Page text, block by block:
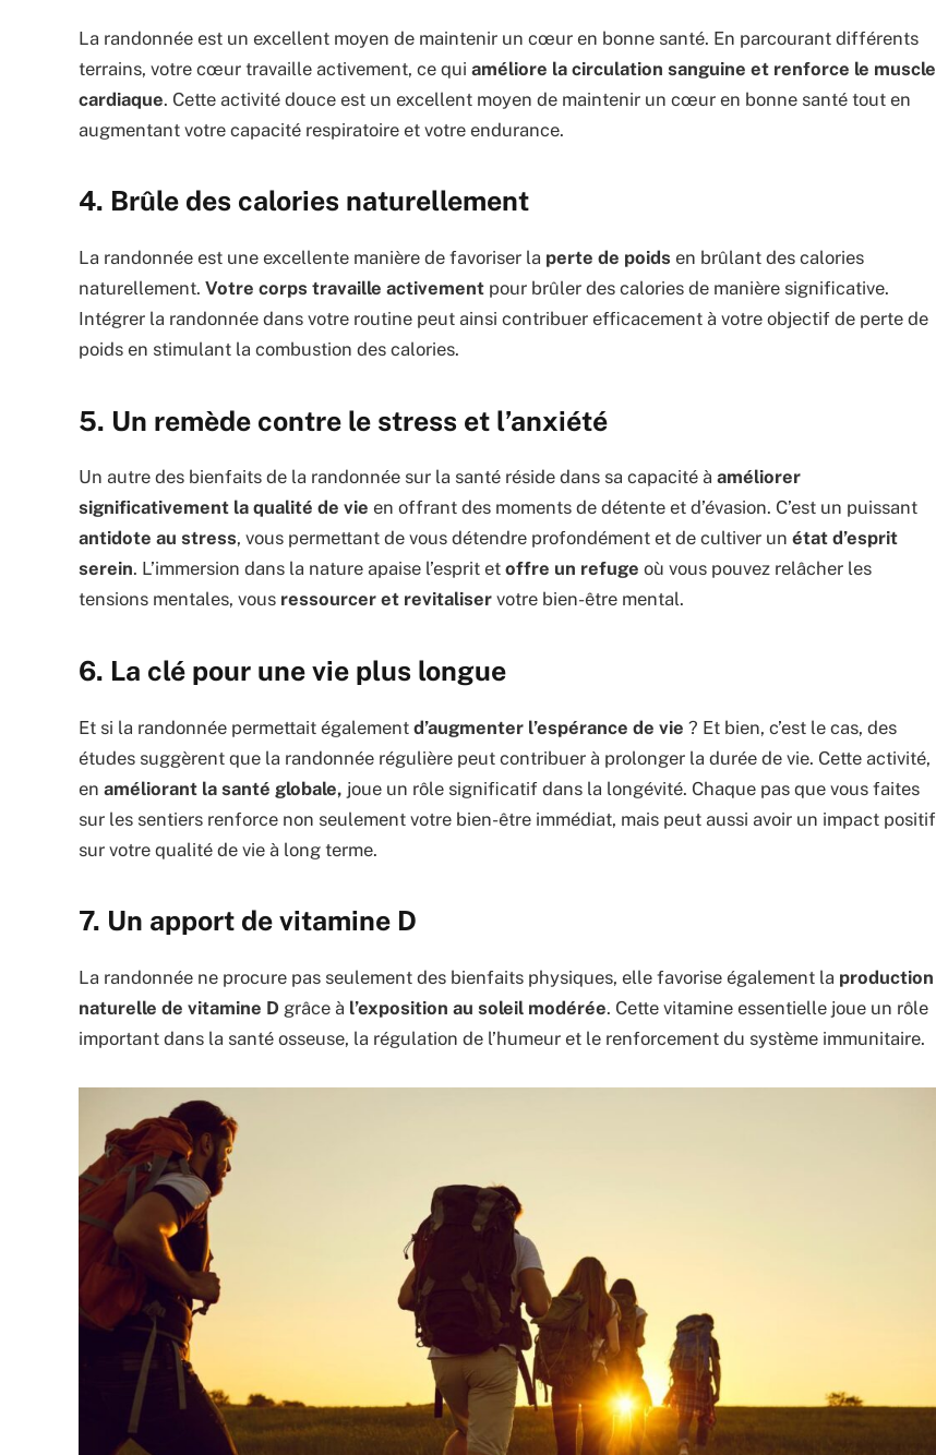
La randonnée est un excellent moyen de maintenir un cœur en bonne santé. En parcourant différents
terrains, votre cœur travaille activement, ce qui améliore la circulation sanguine et renforce le muscle
cardiaque. Cette activité douce est un excellent moyen de maintenir un cœur en bonne santé tout en
augmentant votre capacité respiratoire et votre endurance.
4. Brûle des calories naturellement
La randonnée est une excellente manière de favoriser la perte de poids en brûlant des calories
naturellement. Votre corps travaille activement pour brûler des calories de manière significative.
Intégrer la randonnée dans votre routine peut ainsi contribuer efficacement à votre objectif de perte de
poids en stimulant la combustion des calories.
5. Un remède contre le stress et l’anxiété
Un autre des bienfaits de la randonnée sur la santé réside dans sa capacité à améliorer
significativement la qualité de vie en offrant des moments de détente et d’évasion. C’est un puissant
antidote au stress, vous permettant de vous détendre profondément et de cultiver un état d’esprit
serein. L’immersion dans la nature apaise l’esprit et offre un refuge où vous pouvez relâcher les
tensions mentales, vous ressourcer et revitaliser votre bien-être mental.
6. La clé pour une vie plus longue
Et si la randonnée permettait également d’augmenter l’espérance de vie ? Et bien, c’est le cas, des
études suggèrent que la randonnée régulière peut contribuer à prolonger la durée de vie. Cette activité,
en améliorant la santé globale, joue un rôle significatif dans la longévité. Chaque pas que vous faites
sur les sentiers renforce non seulement votre bien-être immédiat, mais peut aussi avoir un impact positif
sur votre qualité de vie à long terme.
7. Un apport de vitamine D
La randonnée ne procure pas seulement des bienfaits physiques, elle favorise également la production
naturelle de vitamine D grâce à l’exposition au soleil modérée. Cette vitamine essentielle joue un rôle
important dans la santé osseuse, la régulation de l’humeur et le renforcement du système immunitaire.